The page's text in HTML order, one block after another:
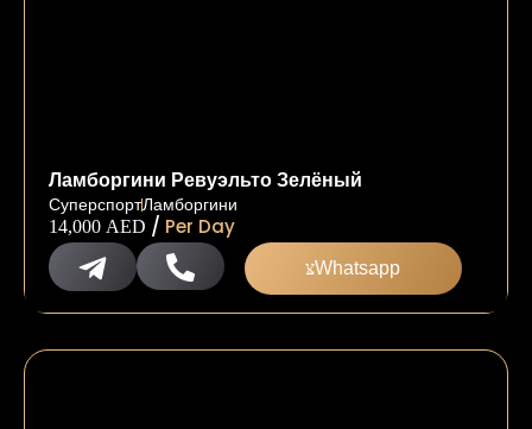
Ламборгини Ревуэльто Зелёный
СуперспортЛамборгини
14,000 AED / Per Day
Whatsapp